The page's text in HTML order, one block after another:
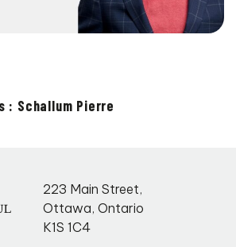
: Schallum Pierre
223 Main Street,
Ottawa, Ontario
K1S 1C4